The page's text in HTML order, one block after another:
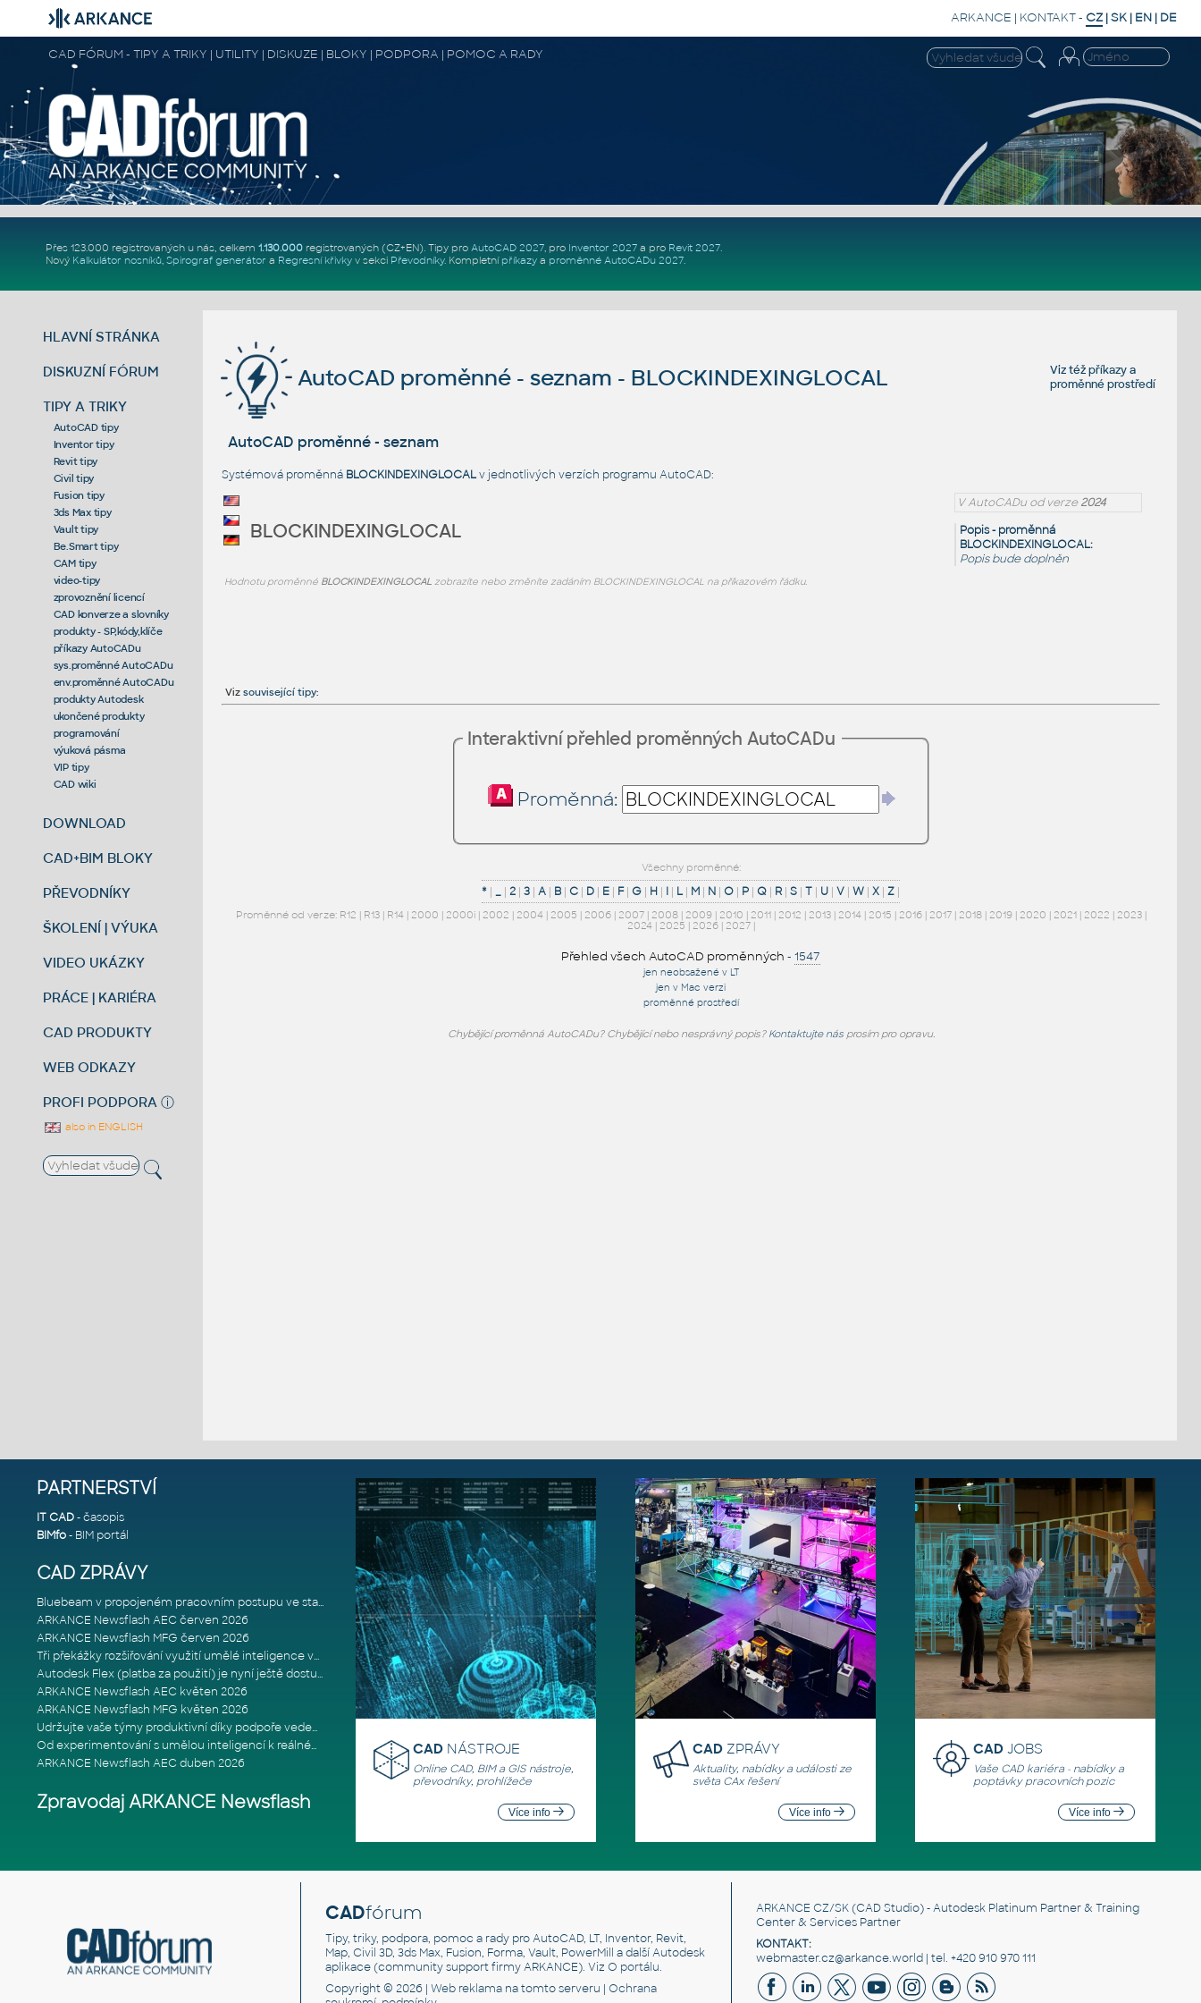
ARKANCE | KONTAKT- CZ |SK | EN | DE
CAD FÓRUM - TIPY A TRIKY | UTILITY | DISKUZE | BLOKY | PODPORA | POMOC A RADY
Přes 123.000 registrovaných u nás, celkem 1.130.000registrovaných (CZ+EN). Tipy pro AutoCAD 2027, pro Inventor 2027a pro Revit 2027.
Nový Kalkulátor nosníků, Spirograf generátor a Regresní křivkyv sekci Převodníky. Kompletní příkazya proměnné AutoCADu 2027.
HLAVNÍ STRÁNKA
DISKUZNÍ FÓRUM
TIPY A TRIKY
AutoCAD tipy
Inventor tipy
Revit tipy
Civil tipy
Fusion tipy
3ds Max tipy
Vault tipy
Be.Smart tipy
CAM tipy
video-tipy
zprovoznění licencí
CAD konverze a slovníky
produkty - SP,kódy,klíče
příkazy AutoCADu
sys.proměnné AutoCADu
env.proměnné AutoCADu
produkty Autodesk
ukončené produkty
programování
výuková pásma
VIP tipy
CAD wiki
DOWNLOAD
CAD+BIM BLOKY
PŘEVODNÍKY
ŠKOLENÍ | VÝUKA
VIDEO UKÁZKY
PRÁCE | KARIÉRA
CAD PRODUKTY
WEB ODKAZY
PROFI PODPORA ⓘ
also in ENGLISH
Viz téžpříkazya
proměnné prostředí
AutoCAD proměnné - seznam - BLOCKINDEXINGLOCAL
AutoCAD proměnné - seznam
Systémová proměnná BLOCKINDEXINGLOCALv jednotlivých verzích programu AutoCAD:
V AutoCADu od verze2024
Popis - proměnná
BLOCKINDEXINGLOCAL:
Popis bude doplněn
BLOCKINDEXINGLOCAL
Hodnotu proměnné BLOCKINDEXINGLOCALzobrazíte nebo změníte zadáním BLOCKINDEXINGLOCAL na příkazovém řádku.
Viz související tipy:
Interaktivní přehled proměnných AutoCADu
Proměnná:
Všechny proměnné:
* | _ |2 |3 |A | B |C | D | E | F|G | H | I | L | M | N |O | P |Q | R |S |T | U |V |W |X |Z |
Proměnné od verze: R12 | R13| R14| 2000 | 2000i| 2002 | 2004| 2005 | 2006| 2007| 2008| 2009| 2010 | 2011| 2012 | 2013| 2014| 2015 | 2016| 2017| 2018| 2019| 2020 | 2021| 2022 | 2023|
2024| 2025 | 2026| 2027|
Přehled všech AutoCAD proměnných -1547
jen neobsažené v LT
jen v Mac verzi
proměnné prostředí
Chybějící proměnná AutoCADu? Chybějící nebo nesprávný popis? Kontaktujte násprosím pro opravu.
PARTNERSTVÍ
IT CAD- časopis
BIMfo- BIM portál
CAD ZPRÁVY
Bluebeam v propojeném pracovním postupu ve stavebnictví: Proč je int
ARKANCE Newsflash AEC červen 2026
ARKANCE Newsflash MFG červen 2026
Tři překážky rozšiřování využití umělé inteligence ve stavebním prům
Autodesk Flex (platba za použití) je nyní ještě dostupnější
ARKANCE Newsflash AEC květen 2026
ARKANCE Newsflash MFG květen 2026
Udržujte vaše týmy produktivní díky podpoře vedené odborníky
Od experimentování s umělou inteligencí k reálnému dopadu na podniká
ARKANCE Newsflash AEC duben 2026
Zpravodaj ARKANCE Newsflash
CAD NÁSTROJE
Online CAD, BIM a GIS nástroje,
převodníky, prohlížeče
Více info
CAD ZPRÁVY
Aktuality, nabídky a události ze
světa CAx řešení
Více info
CADJOBS
Vaše CAD kariéra - nabídky a
poptávky pracovních pozic
Více info
CADfórum
Tipy, triky, podpora, pomoc a rady pro AutoCAD, LT, Inventor, Revit,
Map, Civil 3D, 3ds Max, Fusion, Forma, Vault, PowerMill a další Autodesk
aplikace (community support firmy ARKANCE). Viz O portálu.
Copyright © 2026 | Web reklamana tomto serveru | Ochrana
ARKANCE CZ/SK(CAD Studio) - Autodesk Platinum Partner & Training
Center & Services Partner
KONTAKT:
webmaster.cz@arkance.world | tel. +420 910 970 111